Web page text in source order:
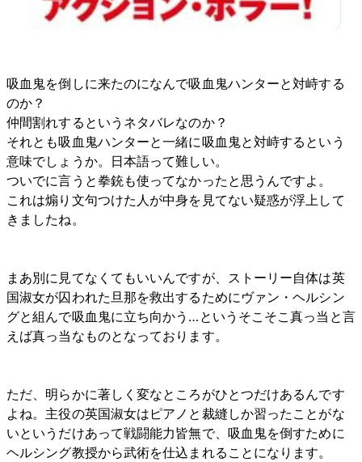
吸血鬼を倒しに来たのになんで吸血鬼ハンターと対峙する
のか？
仲間割れするというネタバレなのか？
それとも吸血鬼ハンターと一緒に吸血鬼と対峙するという
意味でしょうか。日本語って難しい。
ついでに言うと拳銃も使ってなかったと思うんですよ。
これは煽り文句つけた人が中身を見てない疑惑が浮上して
きましたね。
まあ別に見てなくてもいいんですが、ストーリー自体は英
国淑女が囚われた旦那を救出するためにヴァン・ヘルシン
グと組んで吸血鬼に立ち向かう…というそこそこ真っ当と言
えば真っ当なものとなっております。
ただ、明らかに著しく変なところがひとつだけあるんです
よね。主役の英国淑女はピアノと裁縫しか習ったことがな
いというだけあって戦闘能力皆無で、吸血鬼を倒すために
ヘルシング教授から武術を仕込まれることになります。